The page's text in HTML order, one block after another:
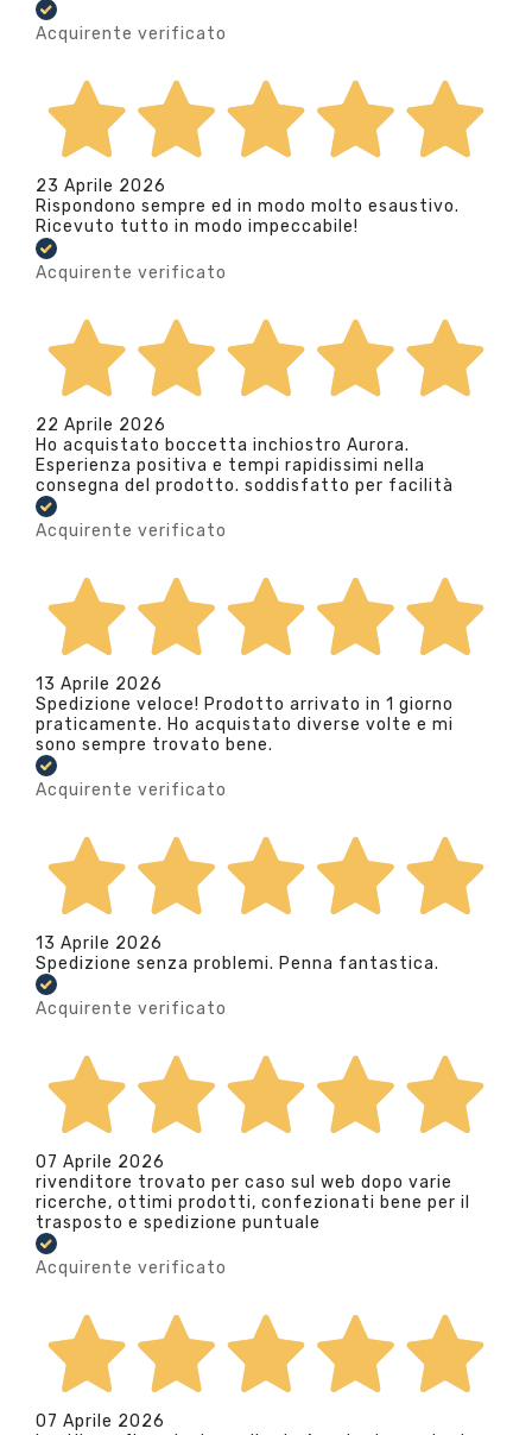
Acquirente verificato
23 Aprile 2026
Rispondono sempre ed in modo molto esaustivo.
Ricevuto tutto in modo impeccabile!
Acquirente verificato
22 Aprile 2026
Ho acquistato boccetta inchiostro Aurora.
Esperienza positiva e tempi rapidissimi nella
consegna del prodotto. soddisfatto per facilità
Acquirente verificato
13 Aprile 2026
Spedizione veloce! Prodotto arrivato in 1 giorno
praticamente. Ho acquistato diverse volte e mi
sono sempre trovato bene.
Acquirente verificato
13 Aprile 2026
Spedizione senza problemi. Penna fantastica.
Acquirente verificato
07 Aprile 2026
rivenditore trovato per caso sul web dopo varie
ricerche, ottimi prodotti, confezionati bene per il
trasposto e spedizione puntuale
Acquirente verificato
07 Aprile 2026